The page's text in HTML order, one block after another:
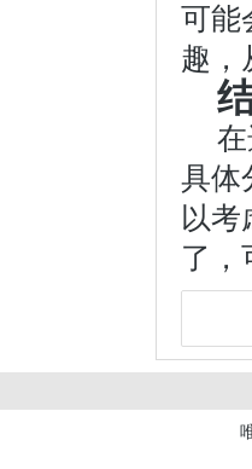
可能
趣，
具体
以考
了，